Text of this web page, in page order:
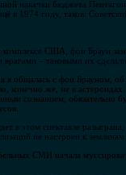
накачки бюджета
в 1974 году, таков:
США, фон Браун
– таковыми их сделали.
я общалась с фон Брауном,
же, не в
сознанием, обязательно
в этом спектакле
не настроен к
СМИ начала